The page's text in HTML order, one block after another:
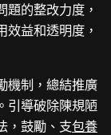
的整改力度，
益和透明度，
機制，總結推廣
引導破除陳規陋
，鼓勵、支包養